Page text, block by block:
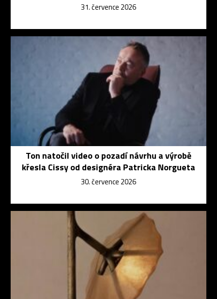
31. července 2026
Ton natočil video o pozadí návrhu a výrobě
křesla Cissy od designéra Patricka Norgueta
30. července 2026